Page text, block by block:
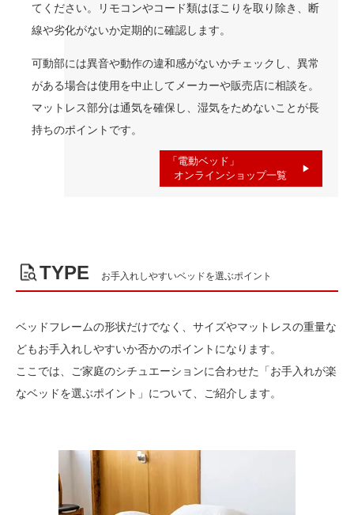
てください。リモコンやコード類はほこりを取り除き、断
線や劣化がないか定期的に確認します。
可動部には異音や動作の違和感がないかチェックし、異常
がある場合は使用を中止してメーカーや販売店に相談を。
マットレス部分は通気を確保し、湿気をためないことが長
持ちのポイントです。
「電動ベッド」
オンラインショップ一覧
TYPE お手入れしやすいベッドを選ぶポイント
ベッドフレームの形状だけでなく、サイズやマットレスの重量な
どもお手入れしやすいか否かのポイントになります。
ここでは、ご家庭のシチュエーションに合わせた「お手入れが楽
なベッドを選ぶポイント」について、ご紹介します。